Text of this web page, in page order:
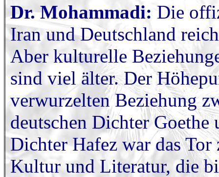
Dr. Mohammadi: Die
Iran und Deutschland
Aber kulturelle
sind viel älter. Der
verwurzelten Beziehung
deutschen Dichter Goethe
Dichter Hafez war das Tor
Kultur und Literatur, die